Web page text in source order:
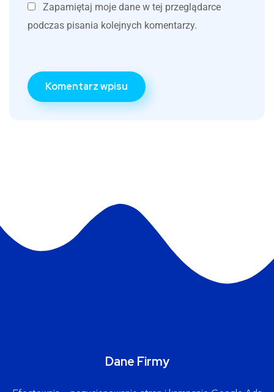
Zapamiętaj moje dane w tej przeglądarce
podczas pisania kolejnych komentarzy.
Dane Firmy